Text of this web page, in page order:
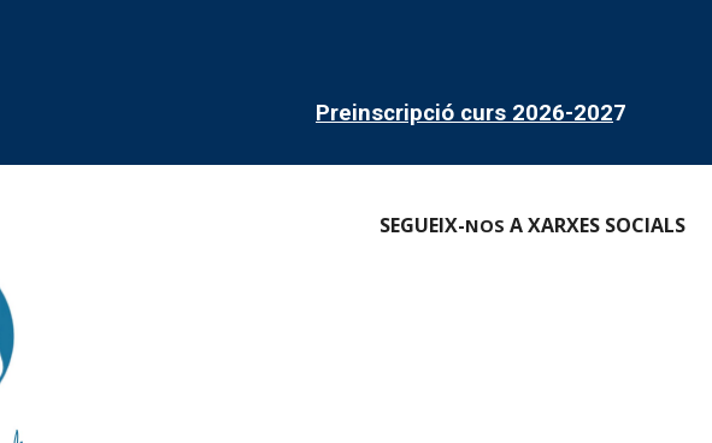
Preinscripció curs 2026-2027
SEGUEIX-NOS A XARXES SOCIALS